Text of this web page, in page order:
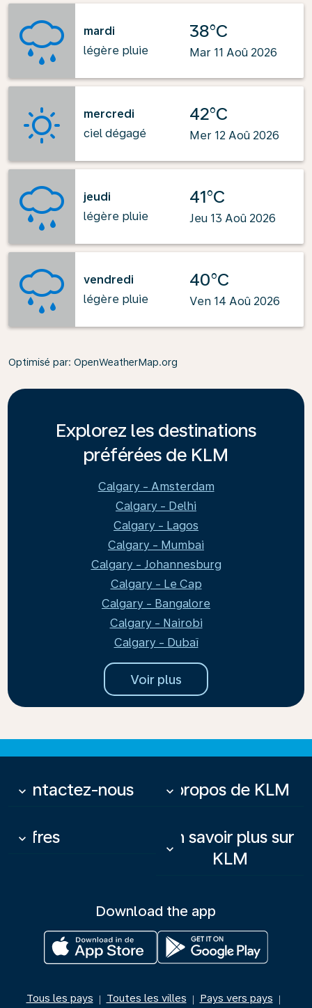
mardi
légère pluie
38°C
Mar 11 Aoû 2026
mercredi
ciel dégagé
42°C
Mer 12 Aoû 2026
jeudi
légère pluie
41°C
Jeu 13 Aoû 2026
vendredi
légère pluie
40°C
Ven 14 Aoû 2026
Optimisé par: OpenWeatherMap.org
Explorez les destinations
préférées de KLM
Calgary - Amsterdam
Calgary - Delhi
Calgary - Lagos
Calgary - Mumbai
Calgary - Johannesburg
Calgary - Le Cap
Calgary - Bangalore
Calgary - Nairobi
Calgary - Dubaï
Voir plus
Contactez-nous
keyboard_arrow_down À propos de KLM
keyboard_arrow_down
Offres
keyboard_arrow_down
En savoir plus sur
KLM
keyboard_arrow_down
Download the app
Tous les pays | Toutes les villes | Pays vers pays |